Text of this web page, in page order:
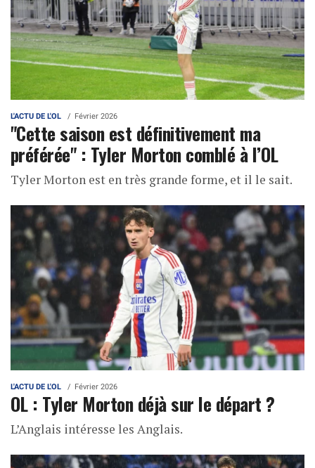
L'ACTU DE L'OL Février 2026
"Cette saison est définitivement ma
préférée" : Tyler Morton comblé à l’OL
Tyler Morton est en très grande forme, et il le sait.
L'ACTU DE L'OL Février 2026
OL : Tyler Morton déjà sur le départ ?
L’Anglais intéresse les Anglais.